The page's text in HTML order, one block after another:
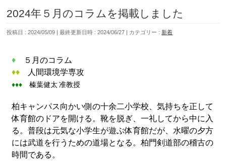
2024年５月のコラムを掲載しました
投稿日 : 2024/05/09 最終更新日時 : 2024/06/27 カテゴリー : 新着
♦
５月のコラム
♦♦
人間環境学専攻
♦♦♦ 榛葉健太 准教授
柏キャンパス向かい側の十余二小学校、気持ちを正して
体育館のドアを開ける。靴を脱ぎ、一礼してから中に入
る。普段は元気な小学生が遊ぶ体育館だが、水曜の夕方
には武道を行うための道場となる。柏門剣道部の稽古の
時間である。